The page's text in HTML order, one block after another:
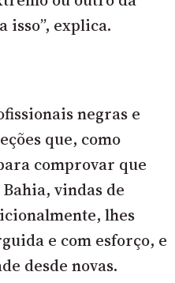
explica.
negras e
que, como
comprovar que
vindas de
lhes
e com esforço, e
desde novas.